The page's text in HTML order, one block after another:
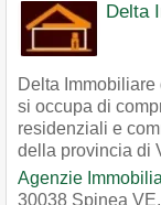
Delta
Delta
si occupa di
residenziali e
della provincia di
Agenzie
30038 Spinea VE,